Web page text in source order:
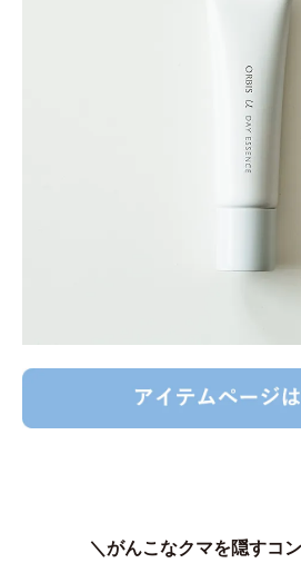
＼がんこなクマを隠すコ